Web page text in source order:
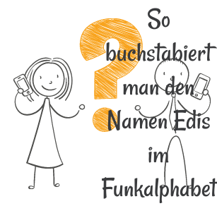
So
buchstabiert
man den
Namen Edis
im
Funkalphabet